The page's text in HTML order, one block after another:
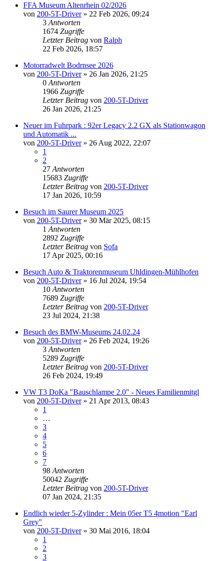
FFA Museum Altenrhein 02/2026
von 200-5T-Driver» 22 Feb 2026, 09:24
3 Antworten
1674 Zugriffe
Letzter Beitrag von Ralph
22 Feb 2026, 18:57
Motorradwelt Bodrnsee 2026
von 200-5T-Driver» 26 Jan 2026, 21:25
0 Antworten
1966 Zugriffe
Letzter Beitrag von 200-5T-Driver
26 Jan 2026, 21:25
Neuer im Fuhrpark : 92er Legacy 2.2 GX als Stationwagon
und Automatik ...
von 200-5T-Driver» 26 Aug 2022, 22:07
1
2
27 Antworten
15683 Zugriffe
Letzter Beitrag von 200-5T-Driver
17 Jan 2026, 10:59
Besuch im Saurer Museum 2025
von 200-5T-Driver» 30 Mär 2025, 08:15
1 Antworten
2892 Zugriffe
Letzter Beitrag von Sofa
17 Apr 2025, 00:16
Besuch Auto & Traktorenmuseum Uhldingen-Mühlhofen
von 200-5T-Driver» 16 Jul 2024, 19:54
10 Antworten
7689 Zugriffe
Letzter Beitrag von 200-5T-Driver
23 Jul 2024, 21:38
Besuch des BMW-Museums 24.02.24
von 200-5T-Driver» 26 Feb 2024, 19:26
3 Antworten
5289 Zugriffe
Letzter Beitrag von 200-5T-Driver
26 Feb 2024, 19:49
VW T3 DoKa "Bauschlampe 2.0" - Neues Familienmitgl
von 200-5T-Driver» 21 Apr 2013, 08:43
1
…
3
4
5
6
7
98 Antworten
50042 Zugriffe
Letzter Beitrag von 200-5T-Driver
07 Jan 2024, 21:35
Endlich wieder 5-Zylinder : Mein 05er T5 4motion "Earl
Grey"
von 200-5T-Driver» 30 Mai 2016, 18:04
1
2
3